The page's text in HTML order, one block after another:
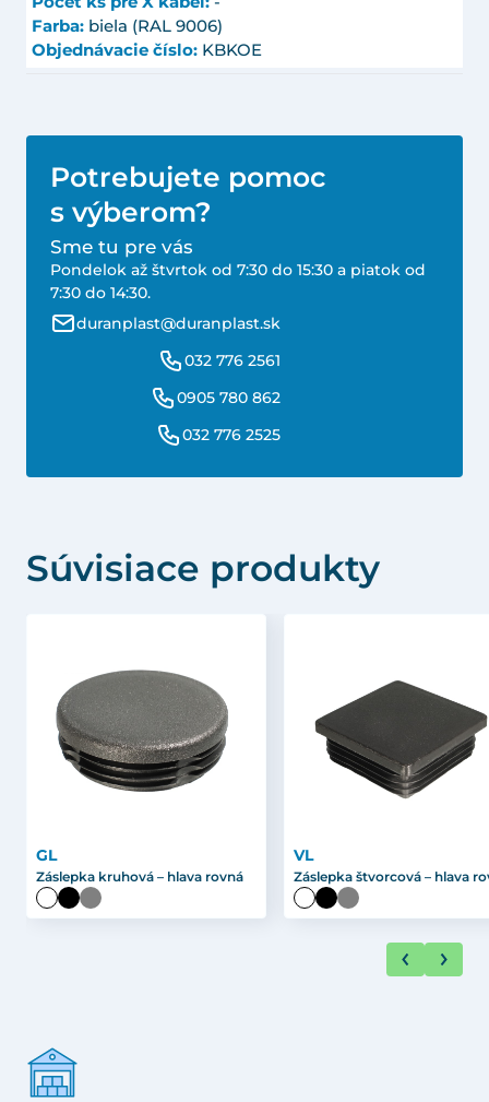
Farba: biela (RAL 9006)
Objednávacie číslo: KBKOE
Potrebujete pomoc
s výberom?
Sme tu pre vás
Pondelok až štvrtok od 7:30 do 15:30 a piatok od
7:30 do 14:30.
duranplast@duranplast.sk
032 776 2561
0905 780 862
032 776 2525
Súvisiace produkty
GL
Záslepka kruhová – hlava rovná
VL
Záslepka štvorcová – hlava